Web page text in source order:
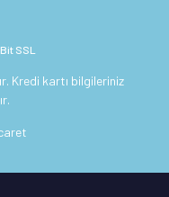
SSL
Kredi kartı bilgileriniz